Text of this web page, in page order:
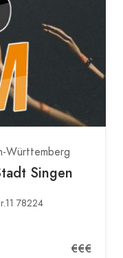
Württemberg
Singen
78224
€€€